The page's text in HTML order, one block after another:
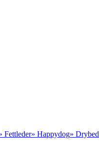
Fettleder» Happydog» Drybed